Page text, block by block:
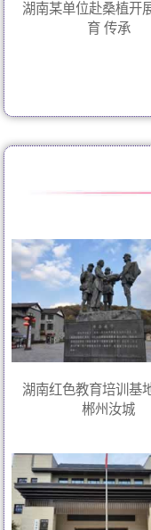
湖南某单位赴桑植开
育 传承
湖南红色教育培训基
郴州汝城